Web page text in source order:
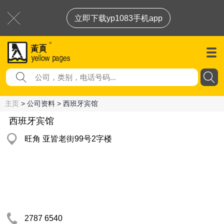
立即下载yp1083手机app
主页 > 公司资料 > 西班牙宾馆
西班牙宾馆
旺角 亚皆老街99号2字楼
2787 6540